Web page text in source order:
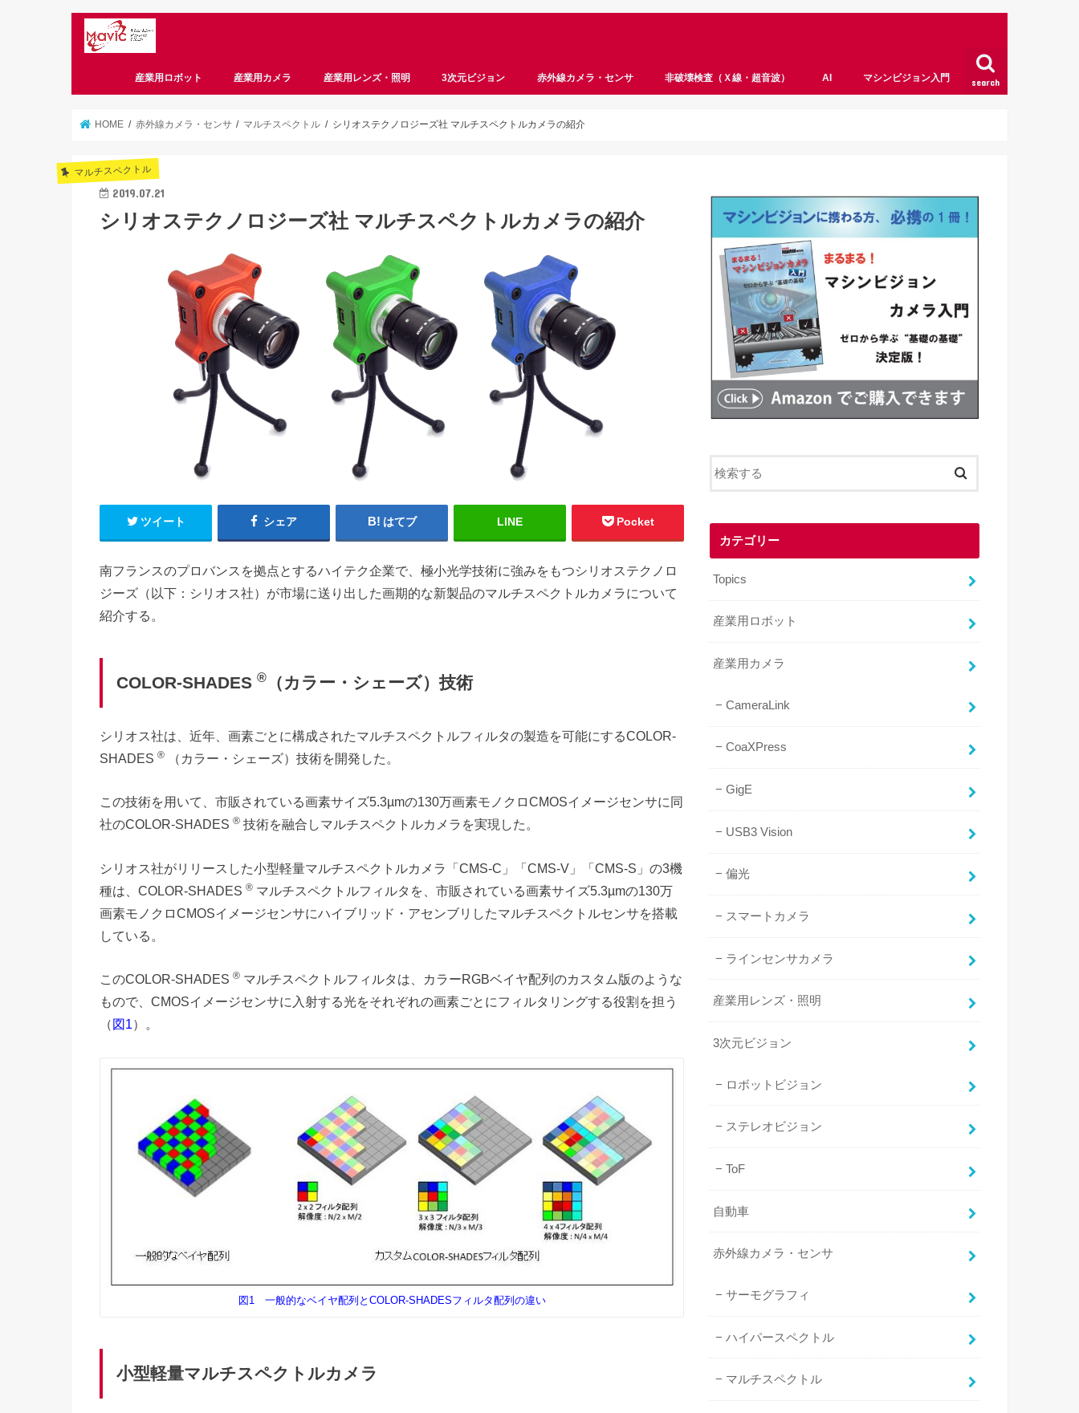
search
産業用ロボット 産業用カメラ 産業用レンズ・照明 3次元ビジョン 赤外線カメラ・センサ 非破壊検査（Ｘ線・超音波） AI マシンビジョン入門
HOME 赤外線カメラ・センサ マルチスペクトル シリオステクノロジーズ社 マルチスペクトルカメラの紹介
マルチスペクトル
2019.07.21
シリオステクノロジーズ社 マルチスペクトルカメラの紹介
ツイート シェア はてブ LINE Pocket
南フランスのプロバンスを拠点とするハイテク企業で、極小光学技術に強みをもつシリオステクノロ
ジーズ（以下：シリオス社）が市場に送り出した画期的な新製品のマルチスペクトルカメラについて
紹介する。
COLOR-SHADES® （カラー・シェーズ）技術
シリオス社は、近年、画素ごとに構成されたマルチスペクトルフィルタの製造を可能にするCOLOR-
SHADES ® （カラー・シェーズ）技術を開発した。
この技術を用いて、市販されている画素サイズ5.3µmの130万画素モノクロCMOSイメージセンサに同
社のCOLOR-SHADES ® 技術を融合しマルチスペクトルカメラを実現した。
シリオス社がリリースした小型軽量マルチスペクトルカメラ「CMS-C」「CMS-V」「CMS-S」の3機
種は、COLOR-SHADES ® マルチスペクトルフィルタを、市販されている画素サイズ5.3µmの130万
画素モノクロCMOSイメージセンサにハイブリッド・アセンブリしたマルチスペクトルセンサを搭載
している。
このCOLOR-SHADES ® マルチスペクトルフィルタは、カラーRGBベイヤ配列のカスタム版のような
もので、CMOSイメージセンサに入射する光をそれぞれの画素ごとにフィルタリングする役割を担う
（ 図1）。
図1 一般的なベイヤ配列とCOLOR-SHADESフィルタ配列の違い
小型軽量マルチスペクトルカメラ
カテゴリー
Topics
産業用ロボット
産業用カメラ
CameraLink
CoaXPress
GigE
USB3 Vision
偏光
スマートカメラ
ラインセンサカメラ
産業用レンズ・照明
3次元ビジョン
ロボットビジョン
ステレオビジョン
ToF
自動車
赤外線カメラ・センサ
サーモグラフィ
ハイパースペクトル
マルチスペクトル